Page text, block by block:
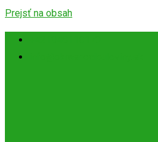
Prejsť na obsah